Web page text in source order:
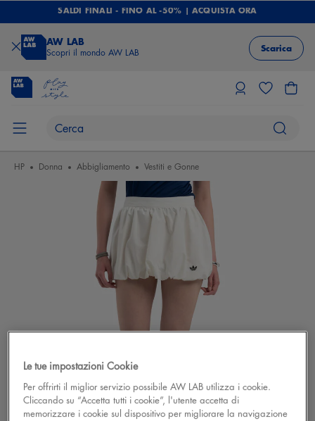
SALDI FINALI - FINO AL -50% | ACQUISTA ORA
AW LAB
Scopri il mondo AW LAB Scarica
HP Donna Abbigliamento Vestiti e Gonne
Le tue impostazioni Cookie
Per offrirti il miglior servizio possibile AW LAB utilizza i cookie.
Cliccando su “Accetta tutti i cookie”, l'utente accetta di
memorizzare i cookie sul dispositivo per migliorare la navigazione